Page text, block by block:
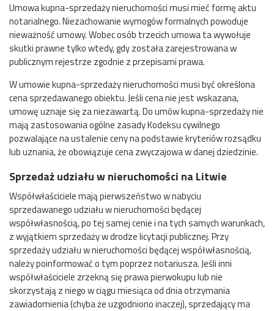
Umowa kupna-sprzedaży nieruchomości musi mieć formę aktu
notarialnego. Niezachowanie wymogów formalnych powoduje
nieważność umowy. Wobec osób trzecich umowa ta wywołuje
skutki prawne tylko wtedy, gdy została zarejestrowana w
publicznym rejestrze zgodnie z przepisami prawa.
W umowie kupna-sprzedaży nieruchomości musi być określona
cena sprzedawanego obiektu. Jeśli cena nie jest wskazana,
umowę uznaje się za niezawartą. Do umów kupna-sprzedaży nie
mają zastosowania ogólne zasady Kodeksu cywilnego
pozwalające na ustalenie ceny na podstawie kryteriów rozsądku
lub uznania, że obowiązuje cena zwyczajowa w danej dziedzinie.
Sprzedaż udziału w nieruchomości na Litwie
Współwłaściciele mają pierwszeństwo w nabyciu
sprzedawanego udziału w nieruchomości będącej
współwłasnością, po tej samej cenie i na tych samych warunkach,
z wyjątkiem sprzedaży w drodze licytacji publicznej. Przy
sprzedaży udziału w nieruchomości będącej współwłasnością,
należy poinformować o tym poprzez notariusza. Jeśli inni
współwłaściciele zrzekną się prawa pierwokupu lub nie
skorzystają z niego w ciągu miesiąca od dnia otrzymania
zawiadomienia (chyba że uzgodniono inaczej), sprzedający ma